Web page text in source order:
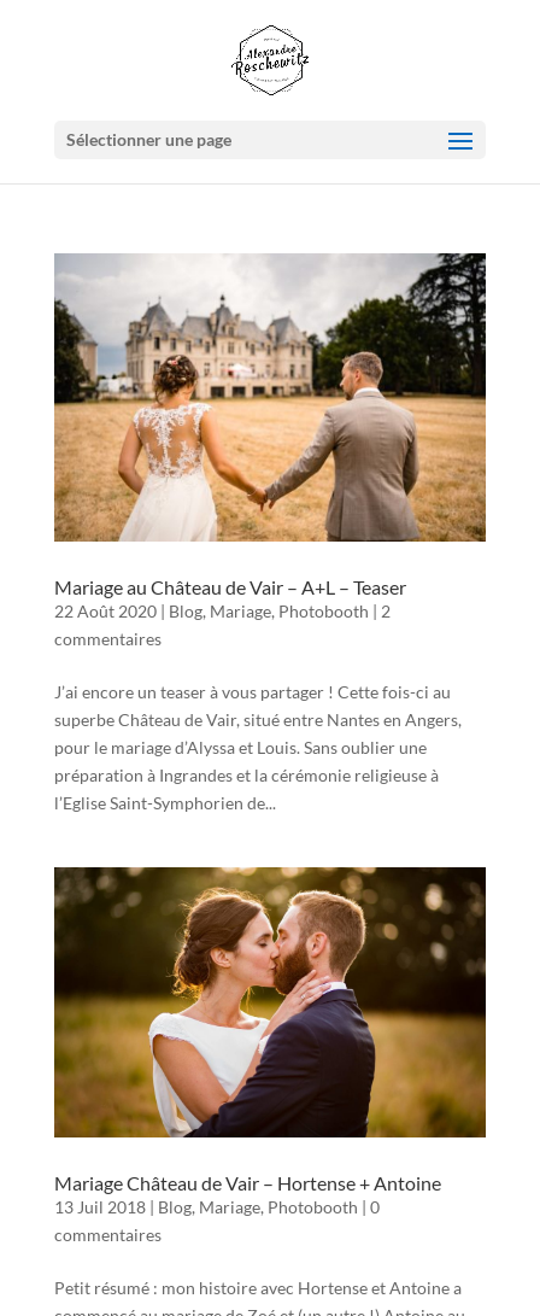
Sélectionner une page
Mariage au Château de Vair – A+L – Teaser
22 Août 2020| Blog, Mariage, Photobooth | 2
commentaires
J’ai encore un teaser à vous partager ! Cette fois-ci au
superbe Château de Vair, situé entre Nantes en Angers,
pour le mariage d’Alyssa et Louis. Sans oublier une
préparation à Ingrandes et la cérémonie religieuse à
l’Eglise Saint-Symphorien de...
Mariage Château de Vair – Hortense + Antoine
13 Juil 2018| Blog, Mariage, Photobooth | 0
commentaires
Petit résumé : mon histoire avec Hortense et Antoine a